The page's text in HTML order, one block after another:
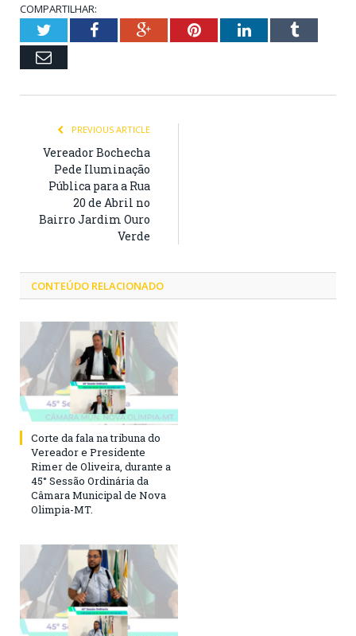
COMPARTILHAR:
TwitterFacebookGoogle+PinterestLinkedInTumblr
Email
PREVIOUS ARTICLE
Vereador Bochecha
Pede Iluminação
Pública para a Rua
20 de Abril no
Bairro Jardim Ouro
Verde
CONTEÚDO RELACIONADO
Corte da fala na tribuna do
Vereador e Presidente
Rimer de Oliveira, durante a
45° Sessão Ordinária da
Câmara Municipal de Nova
Olimpia-MT.